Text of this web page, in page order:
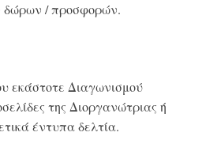
δώρων / προσφορών.
εκάστοτε Διαγωνισμού
της Διοργανώτριας ή
έντυπα δελτία.